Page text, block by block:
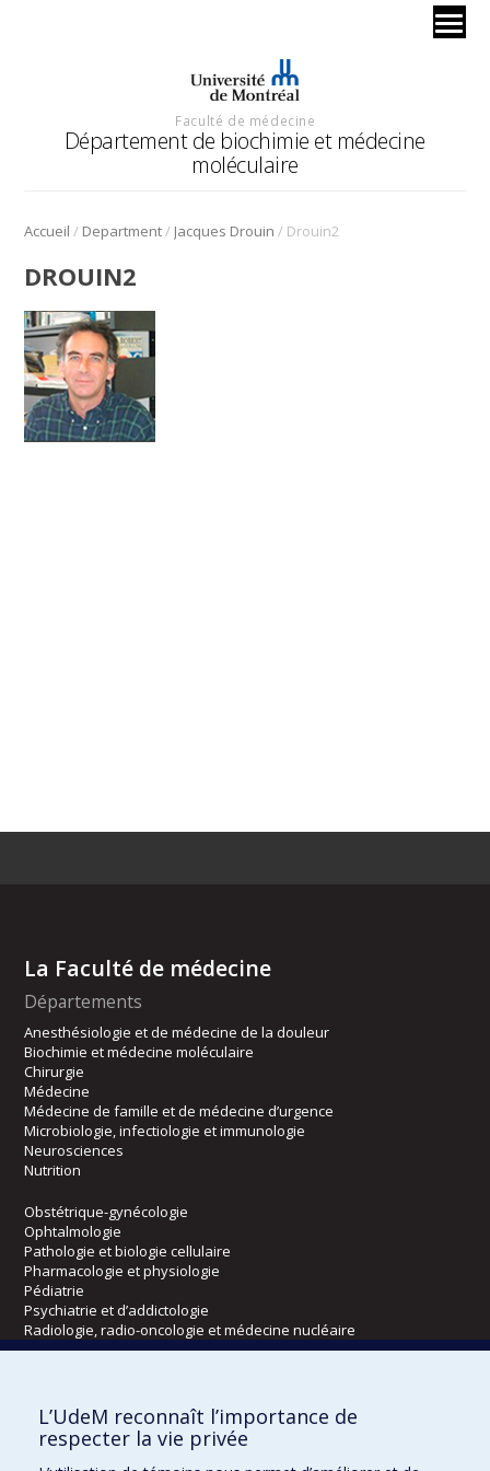
Faculté de médecine
Département de biochimie et médecine
moléculaire
Accueil / Department/ Jacques Drouin / Drouin2
DROUIN2
La Faculté de médecine
Départements
Anesthésiologie et de médecine de la douleur
Biochimie et médecine moléculaire
Chirurgie
Médecine
Médecine de famille et de médecine d’urgence
Microbiologie, infectiologie et immunologie
Neurosciences
Nutrition
Obstétrique-gynécologie
Ophtalmologie
Pathologie et biologie cellulaire
Pharmacologie et physiologie
Pédiatrie
Psychiatrie et d’addictologie
Radiologie, radio-oncologie et médecine nucléaire
Écoles
Kinésiologie et des sciences de l’activité physique
Orthophonie et audiologie
L’UdeM reconnaît l’importance de
respecter la vie privée